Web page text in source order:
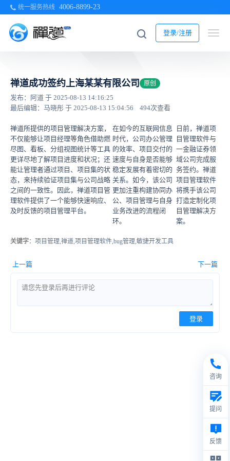
统一服务热线 4006-8899-23
登录/注册
禅道成功签约上海某某有限公司 原创
发布：阿道 于 2025-08-13 14:16:25
最后编辑：马晓彤 于 2025-08-13 15:04:56
494次查看
日前，禅道项
目管理软件与
一金融证券领
域公司完成服
务签约。禅道
项目管理软件
将携手该公司
打造定制化项
目管理解决方
案。
在如今的互联网信息
时代，公司办公管理
的效率、项目交付的
速度与自身是否能够
稳定发展有着密切的
关系。如今，该公司
更加注重构建协同办
公、项目管理与自身
业务改进的流程闭
环。
禅道所提供的项目管理解决方案，
不仅能够让项目经理等角色借助燃
尽图、看板、分组视图统计等工具
更详尽地了解项目进度和状况；还
能让管理者通过项目、项目集的状
态，来持续验证项目集与公司战略
之间的一致性。因此，禅道项目管
理软件提供了一个能够快速响应、
及时反馈的项目管理平台。
关键字：项目管理,禅道,项目管理软件,bug管理,敏捷开发工具
上一篇 下一篇
登录
咨询
提问
反馈